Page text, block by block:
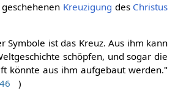
Kreuzigung des Christus
Symbole ist das Kreuz. Aus ihm kann
schöpfen, und sogar die
könnte aus ihm aufgebaut werden."
)